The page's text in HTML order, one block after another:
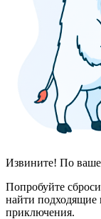
Извините! По
Попробуйте
найти подходящие
приключения.